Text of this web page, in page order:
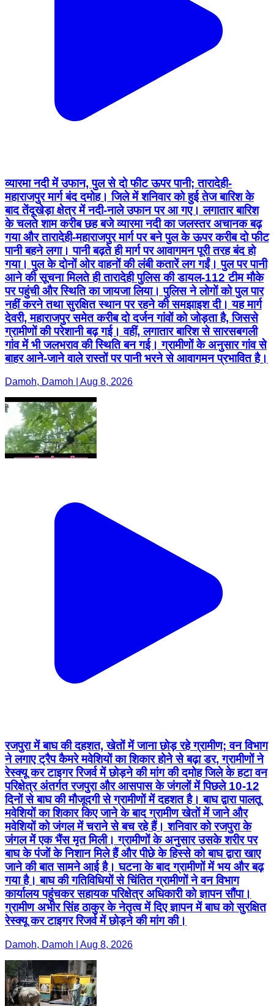
व्यारमा नदी में उफान, पुल से दो फीट ऊपर पानी; तारादेही-
महाराजपुर मार्ग बंद दमोह। जिले में शनिवार को हुई तेज बारिश के
बाद तेंदूखेड़ा क्षेत्र में नदी-नाले उफान पर आ गए। लगातार बारिश
के चलते शाम करीब छह बजे व्यारमा नदी का जलस्तर अचानक बढ़
गया और तारादेही-महाराजपुर मार्ग पर बने पुल के ऊपर करीब दो फीट
पानी बहने लगा। पानी बढ़ते ही मार्ग पर आवागमन पूरी तरह बंद हो
गया। पुल के दोनों ओर वाहनों की लंबी कतारें लग गईं। पुल पर पानी
आने की सूचना मिलते ही तारादेही पुलिस की डायल-112 टीम मौके
पर पहुंची और स्थिति का जायजा लिया। पुलिस ने लोगों को पुल पार
नहीं करने तथा सुरक्षित स्थान पर रहने की समझाइश दी। यह मार्ग
देवरी, महाराजपुर समेत करीब दो दर्जन गांवों को जोड़ता है, जिससे
ग्रामीणों की परेशानी बढ़ गई। वहीं, लगातार बारिश से सारसबगली
गांव में भी जलभराव की स्थिति बन गई। ग्रामीणों के अनुसार गांव से
बाहर आने-जाने वाले रास्तों पर पानी भरने से आवागमन प्रभावित है।
Damoh, Damoh | Aug 8, 2026
रजपुरा में बाघ की दहशत, खेतों में जाना छोड़ रहे ग्रामीण; वन विभाग
ने लगाए ट्रैप कैमरे मवेशियों का शिकार होने से बढ़ा डर, ग्रामीणों ने
रेस्क्यू कर टाइगर रिजर्व में छोड़ने की मांग की दमोह जिले के हटा वन
परिक्षेत्र अंतर्गत रजपुरा और आसपास के जंगलों में पिछले 10-12
दिनों से बाघ की मौजूदगी से ग्रामीणों में दहशत है। बाघ द्वारा पालतू
मवेशियों का शिकार किए जाने के बाद ग्रामीण खेतों में जाने और
मवेशियों को जंगल में चराने से बच रहे हैं। शनिवार को रजपुरा के
जंगल में एक भैंस मृत मिली। ग्रामीणों के अनुसार उसके शरीर पर
बाघ के पंजों के निशान मिले हैं और पीछे के हिस्से को बाघ द्वारा खाए
जाने की बात सामने आई है। घटना के बाद ग्रामीणों में भय और बढ़
गया है। बाघ की गतिविधियों से चिंतित ग्रामीणों ने वन विभाग
कार्यालय पहुंचकर सहायक परिक्षेत्र अधिकारी को ज्ञापन सौंपा।
ग्रामीण अभीर सिंह ठाकुर के नेतृत्व में दिए ज्ञापन में बाघ को सुरक्षित
रेस्क्यू कर टाइगर रिजर्व में छोड़ने की मांग की।
Damoh, Damoh | Aug 8, 2026